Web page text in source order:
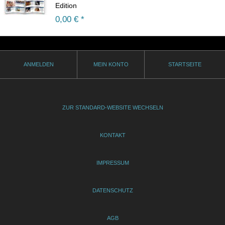
Edition
0,00 € *
ANMELDEN MEIN KONTO STARTSEITE
ZUR STANDARD-WEBSITE WECHSELN
KONTAKT
IMPRESSUM
DATENSCHUTZ
AGB